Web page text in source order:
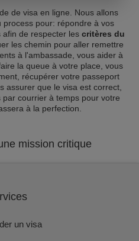
de visa en ligne. Nous allons
pour: répondre à vos
de respecter les critères du
les chemin pour aller remettre
à l'ambassade, vous aider à
la queue à votre place, vous
récupérer votre passeport
assurer que le visa est correct,
courrier à temps pour votre
à la perfection.
mission critique
un visa